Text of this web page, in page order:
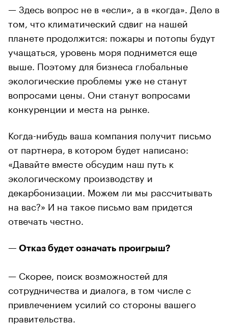
— Здесь вопрос не в «если», а в «когда». Дело в
том, что климатический сдвиг на нашей
планете продолжится: пожары и потопы будут
учащаться, уровень моря поднимется еще
выше. Поэтому для бизнеса глобальные
экологические проблемы уже не станут
вопросами цены. Они станут вопросами
конкуренции и места на рынке.
Когда-нибудь ваша компания получит письмо
от партнера, в котором будет написано:
«Давайте вместе обсудим наш путь к
экологическому производству и
декарбонизации. Можем ли мы рассчитывать
на вас?» И на такое письмо вам придется
отвечать честно.
— Отказ будет означать проигрыш?
— Скорее, поиск возможностей для
сотрудничества и диалога, в том числе с
привлечением усилий со стороны вашего
правительства.